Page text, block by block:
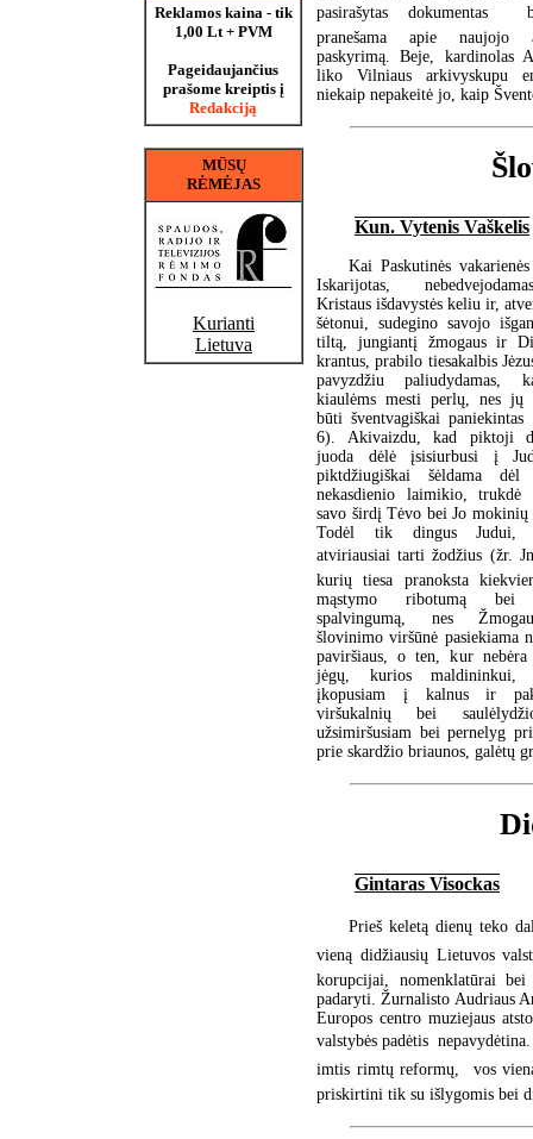
Reklamos kaina - tik
1,00 Lt + PVM
Pageidaujančius
prašome kreiptis į
Redakciją
MŪSŲ
RĖMĖJAS
Kurianti
Lietuva
pasirašytas dokumentas 
pranešama apie naujojo
paskyrimą. Beje, kardinolas
liko Vilniaus arkivyskupu
niekaip nepakeitė jo, kaip
Kun. Vytenis Vaškelis
Kai Paskutinės
Iskarijotas,
Kristaus išdavystės keliu ir,
šėtonui, sudegino savojo
tiltą, jungiantį žmogaus ir
krantus, prabilo tiesakalbis
pavyzdžiu paliudydamas,
kiaulėms mesti perlų, nes jų
būti šventvagiškai
6). Akivaizdu, kad piktoji
juoda dėlė įsisiurbusi į
piktdžiugiškai šėldama dėl
nekasdienio laimikio, trukdė
savo širdį Tėvo bei Jo mokinių
Todėl tik dingus Judui,
atviriausiai tarti žodžius (žr.
kurių tiesa pranoksta
mąstymo ribotumą bei
spalvingumą, nes
šlovinimo viršūnė pasiekiama
paviršiaus, o ten, kur nebėra
jėgų, kurios maldininkui,
įkopusiam į kalnus ir
viršukalnių bei
užsimiršusiam bei pernelyg
prie skardžio briaunos, galėtų
Gintaras Visockas
Prieš keletą dienų teko
vieną didžiausių Lietuvos
korupcijai, nomenklatūrai
padaryti. Žurnalisto Audriaus
Europos centro muziejaus
valstybės padėtis 
imtis rimtų reformų,  vos
priskirtini tik su išlygomis bei